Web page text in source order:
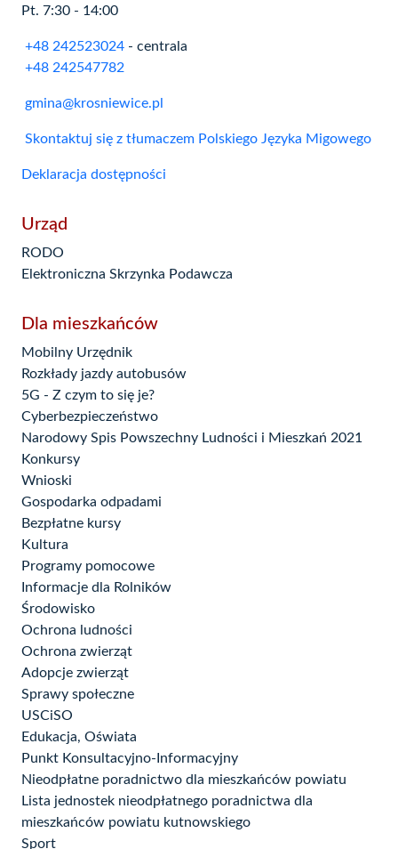
Pt. 7:30 - 14:00
+48 242523024 - centrala
+48 242547782
gmina@krosniewice.pl
Skontaktuj się z tłumaczem Polskiego Języka Migowego
Deklaracja dostępności
Urząd
RODO
Elektroniczna Skrzynka Podawcza
Dla mieszkańców
Mobilny Urzędnik
Rozkłady jazdy autobusów
5G - Z czym to się je?
Cyberbezpieczeństwo
Narodowy Spis Powszechny Ludności i Mieszkań 2021
Konkursy
Wnioski
Gospodarka odpadami
Bezpłatne kursy
Kultura
Programy pomocowe
Informacje dla Rolników
Środowisko
Ochrona ludności
Ochrona zwierząt
Adopcje zwierząt
Sprawy społeczne
USCiSO
Edukacja, Oświata
Punkt Konsultacyjno-Informacyjny
Nieodpłatne poradnictwo dla mieszkańców powiatu
Lista jednostek nieodpłatnego poradnictwa dla
mieszkańców powiatu kutnowskiego
Sport